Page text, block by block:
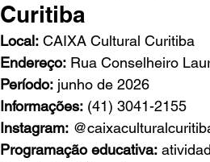
Curitiba
Local: CAIXA Cultural Curitiba
Endereço: Rua Conselheiro
Período: junho de 2026
Informações: (41) 3041-2155
Instagram:
Programação educativa: